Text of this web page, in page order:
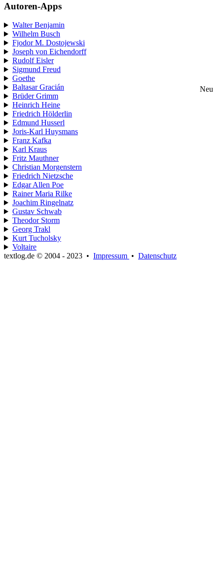
Autoren-Apps
Walter Benjamin
Wilhelm Busch
Fjodor M. Dostojewski
Joseph von Eichendorff
Rudolf Eisler
Sigmund Freud
Goethe
Baltasar Gracián
Neu
Brüder Grimm
Heinrich Heine
Friedrich Hölderlin
Edmund Husserl
Joris-Karl Huysmans
Franz Kafka
Karl Kraus
Fritz Mauthner
Christian Morgenstern
Friedrich Nietzsche
Edgar Allen Poe
Rainer Maria Rilke
Joachim Ringelnatz
Gustav Schwab
Theodor Storm
Georg Trakl
Kurt Tucholsky
Voltaire
textlog.de © 2004 - 2023 • Impressum • Datenschutz